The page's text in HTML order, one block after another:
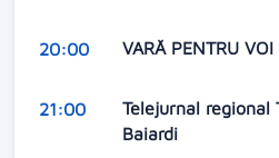
20:00 VARĂ PENTRU
21:00
Telejurnal regional
Baiardi